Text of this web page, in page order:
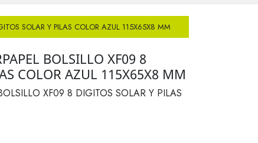
SOLAR Y PILAS COLOR AZUL 115X65X8 MM
BOLSILLO XF09 8
COLOR AZUL 115X65X8 MM
XF09 8 DIGITOS SOLAR Y PILAS